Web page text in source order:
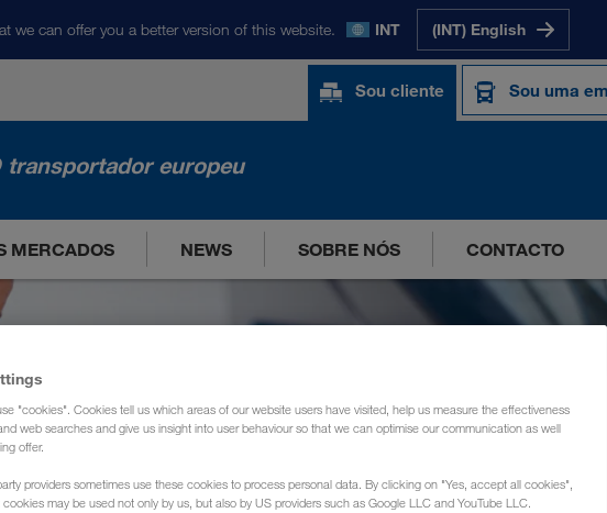
we can offer you a better version of this website. INT (INT) English
Sou cliente Sou uma
transportador europeu
MERCADOS NEWS SOBRE NÓS CONTACTO
"cookies". Cookies tell us which areas of our website users have visited, help us measure the effectiveness
web searches and give us insight into user behaviour so that we can optimise our communication as well
offer.
providers sometimes use these cookies to process personal data. By clicking on "Yes, accept all cookies",
may be used not only by us, but also by US providers such as Google LLC and YouTube LLC.